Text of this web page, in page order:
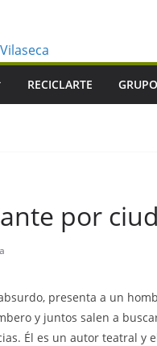
RECICLARTE
por
presenta a un
y juntos salen a
Él es un autor teatral y